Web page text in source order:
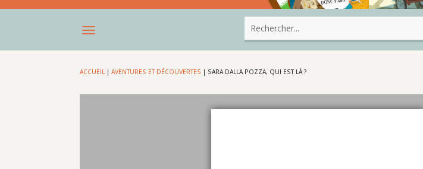
ACCUEIL |AVENTURES ET DÉCOUVERTES | SARA DALLA POZZA, QUI EST LÀ ?